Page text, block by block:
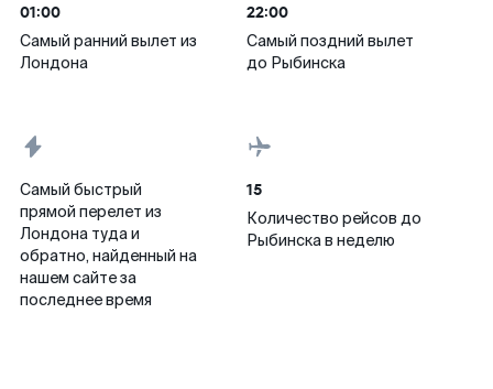
01:00
Самый ранний вылет из
Лондона
22:00
Самый поздний вылет
до Рыбинска
Самый быстрый
прямой перелет из
Лондона туда и
обратно, найденный на
нашем сайте за
последнее время
15
Количество рейсов до
Рыбинска в неделю